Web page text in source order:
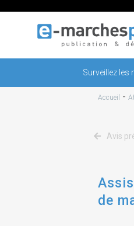
Surveillez les
Accueil -
Avis
de